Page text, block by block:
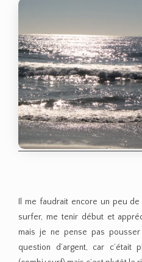
Il me faudrait encore un peu
surfer, me tenir début et
mais je ne pense pas
question d’argent, car c’était